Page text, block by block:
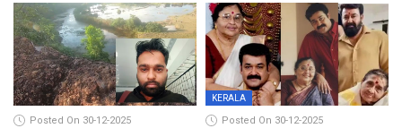
Posted On 30-12-2025
KERALA
Posted On 30-12-2025